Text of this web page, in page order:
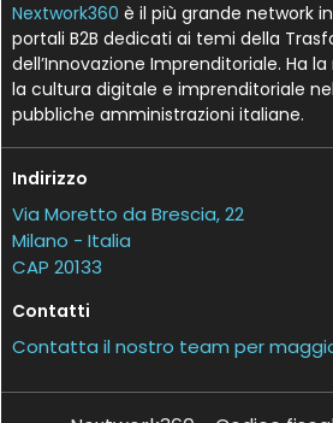
Nextwork360 è il più grande network
portali B2B dedicati ai temi della
dell’Innovazione Imprenditoriale. Ha
la cultura digitale e imprenditoriale
pubbliche amministrazioni italiane.
Indirizzo
Via Moretto da Brescia, 22
Milano - Italia
CAP 20133
Contatti
Contatta il nostro team per